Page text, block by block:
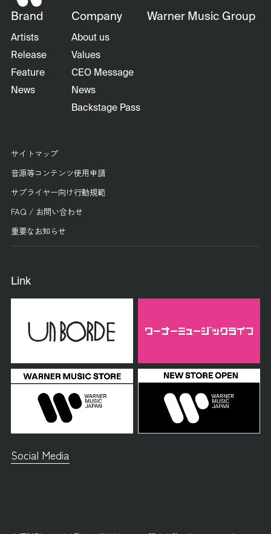
Brand
Artists
Release
Feature
News
Company
About us
Values
CEO Message
News
Backstage Pass
Warner Music Group
サイトマップ
音源等コンテンツ使用申請
サプライヤー向け行動規範
FAQ / お問い合わせ
重要なお知らせ
Link
Social Media